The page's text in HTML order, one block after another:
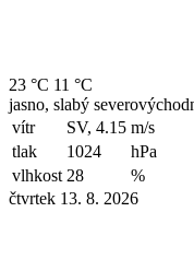
23 °C 11 °C
jasno, slabý
vítr
SV, 4.15 m/s
tlak
1024
hPa
vlhkost 28
%
čtvrtek 13. 8. 2026